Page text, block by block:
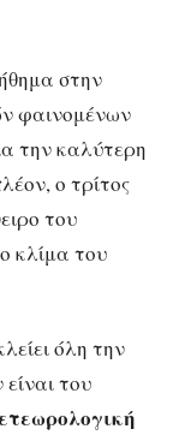
στην
φαινομένων
την καλύτερη
ο τρίτος
του
κλίμα του
όλη την
του